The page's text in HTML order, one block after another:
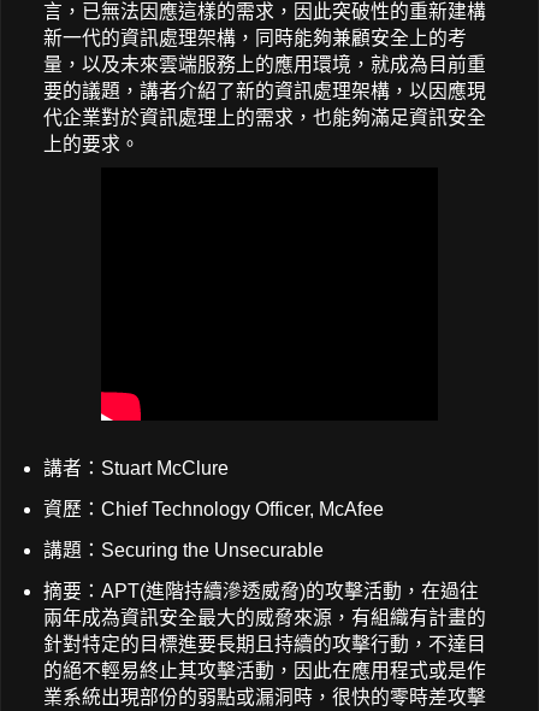
言，已無法因應這樣的需求，因此突破性的重新建構
新一代的資訊處理架構，同時能夠兼顧安全上的考
量，以及未來雲端服務上的應用環境，就成為目前重
要的議題，講者介紹了新的資訊處理架構，以因應現
代企業對於資訊處理上的需求，也能夠滿足資訊安全
上的要求。
講者：Stuart McClure
資歷：Chief Technology Officer, McAfee
講題：Securing the Unsecurable
摘要：APT(進階持續滲透威脅)的攻擊活動，在過往
兩年成為資訊安全最大的威脅來源，有組織有計畫的
針對特定的目標進要長期且持續的攻擊行動，不達目
的絕不輕易終止其攻擊活動，因此在應用程式或是作
業系統出現部份的弱點或漏洞時，很快的零時差攻擊